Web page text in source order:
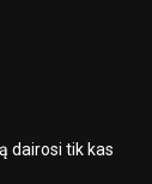
dairosi tik kas